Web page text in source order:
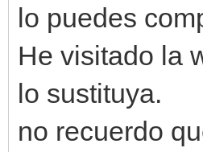
lo puedes
He visitado la
lo sustituya.
no recuerdo